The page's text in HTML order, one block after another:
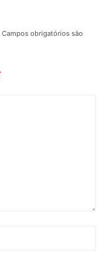
Campos obrigatórios são